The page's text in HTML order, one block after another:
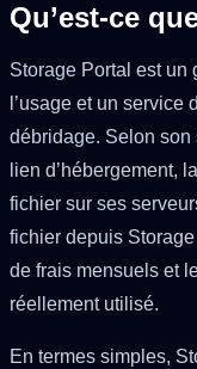
Qu’est-ce
Storage Portal est un
l’usage et un service
débridage. Selon son
lien d’hébergement,
fichier sur ses
fichier depuis
de frais mensuels et
réellement utilisé.
En termes simples,